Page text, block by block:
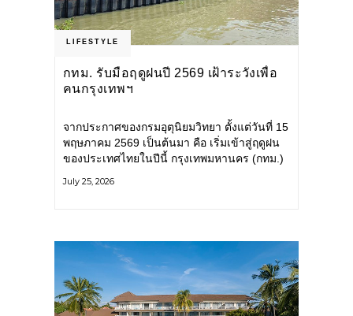
LIFESTYLE
กทม. รับมือฤดูฝนปี 2569 เฝ้าระวังเพื่อ
คนกรุงเทพฯ
จากประกาศของกรมอุตุนิยมวิทยา ตั้งแต่วันที่ 15
พฤษภาคม 2569 เป็นต้นมา คือ เริ่มเข้าสู่ฤดูฝน
ของประเทศไทยในปีนี้ กรุงเทพมหานคร (กทม.)
โครงสร้างพื้นฐาน
July 25, 2026